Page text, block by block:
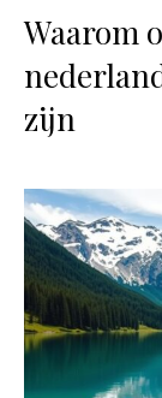
Waarom
zijn